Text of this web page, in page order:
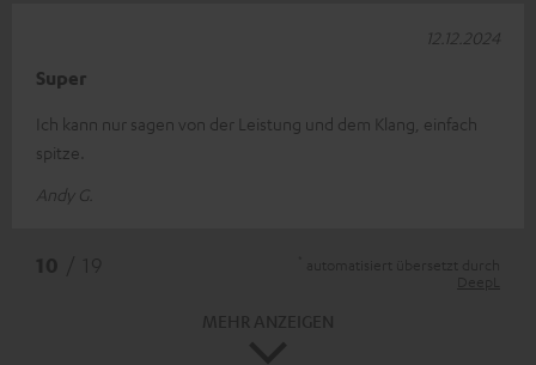
Super
Ich kann nur sagen von der Leistung und dem Klang, einfach
spitze.
Andy G.
12.12.2024